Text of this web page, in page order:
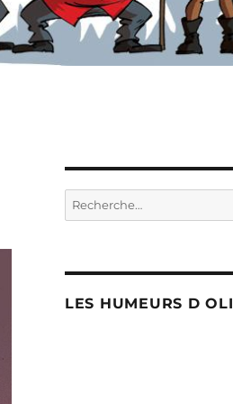
Recherche
pour :
LES HUMEURS D OLI